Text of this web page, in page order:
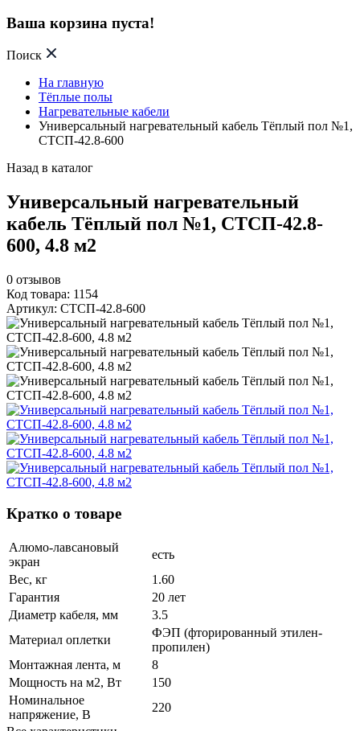
Ваша корзина пуста!
Поиск
На главную
Тёплые полы
Нагревательные кабели
Универсальный нагревательный кабель Тёплый пол №1,
СТСП-42.8-600
Назад в каталог
Универсальный нагревательный
кабель Тёплый пол №1, СТСП-42.8-
600, 4.8 м2
0 отзывов
Код товара: 1154
Артикул: СТСП-42.8-600
Кратко о товаре
Алюмо-лавсановый
экран
есть
Вес, кг
1.60
Гарантия
20 лет
Диаметр кабеля, мм
3.5
Материал оплетки
ФЭП (фторированный этилен-
пропилен)
Монтажная лента, м
8
Мощность на м2, Вт
150
Номинальное
напряжение, В
220